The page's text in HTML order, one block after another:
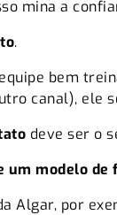
mina a
.
bem
canal), ele
deve ser o
um modelo de
Algar, por